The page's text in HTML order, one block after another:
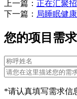
上一篇： 正在汇聚
下一篇： 局睡眠健
您的项目需求
*请认真填写需求信